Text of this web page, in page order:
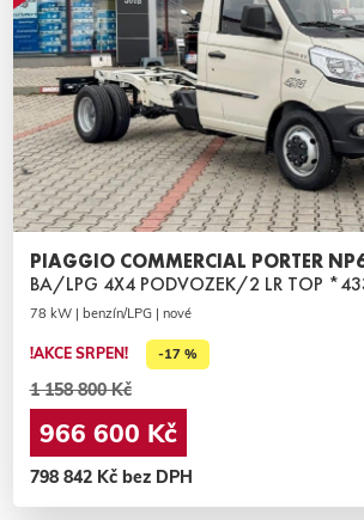
PIAGGIO COMMERCIAL PORTER
BA/LPG 4X4 PODVOZEK/2 LR TOP
78 kW | benzín/LPG | nové
!AKCE SRPEN! -17 %
1 158 800 Kč
966 600 Kč
798 842 Kč bez DPH